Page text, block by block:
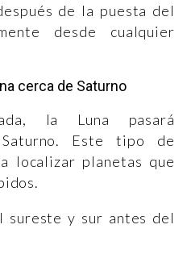
de la puesta del
desde cualquier
cerca de Saturno
la Luna pasará
Este tipo de
localizar planetas que
sureste y sur antes del